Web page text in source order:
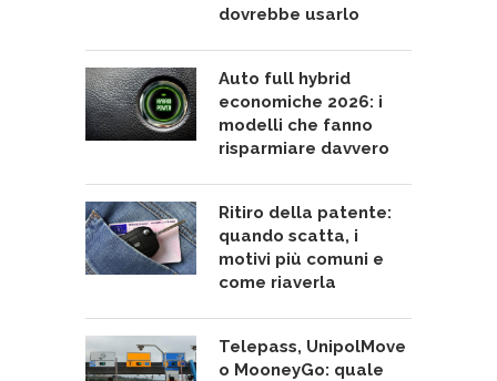
dovrebbe usarlo
Auto full hybrid
economiche 2026: i
modelli che fanno
risparmiare davvero
Ritiro della patente:
quando scatta, i
motivi più comuni e
come riaverla
Telepass, UnipolMove
o MooneyGo: quale